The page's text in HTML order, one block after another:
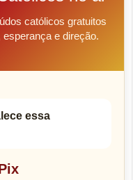
católicos gratuitos
e direção.
essa